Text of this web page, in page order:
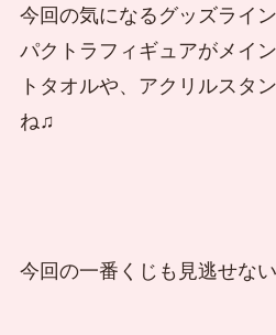
今回の気になるグッズライ
パクトラフィギュアがメイ
トタオルや、アクリルスタ
ね♫
今回の一番くじも見逃せない